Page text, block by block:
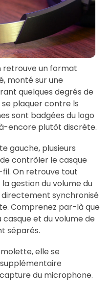
retrouve un format
monté sur une
quelques degrés de
plaquer contre ls
sont badgées du logo
encore plutôt discrète.
gauche, plusieurs
contrôler le casque
fil. On retrouve tout
gestion du volume du
directement synchronisé
Comprenez par-là que
casque et du volume de
séparés.
elle se
du microphone.